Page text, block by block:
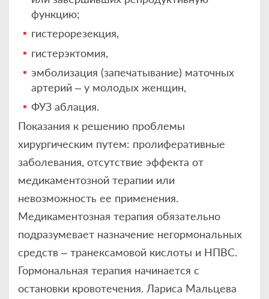
функцию;
гистерорезекция,
гистерэктомия,
эмболизация (запечатывание) маточных
артерий – у молодых женщин,
ФУЗ аблация.
Показания к решению проблемы
хирургическим путем: пролиферативные
заболевания, отсутствие эффекта от
медикаментозной терапии или
невозможность ее применения.
Медикаментозная терапия обязательно
подразумевает назначение негормональных
средств – транексамовой кислоты и НПВС.
Гормональная терапия начинается с
остановки кровотечения. Лариса Мальцева